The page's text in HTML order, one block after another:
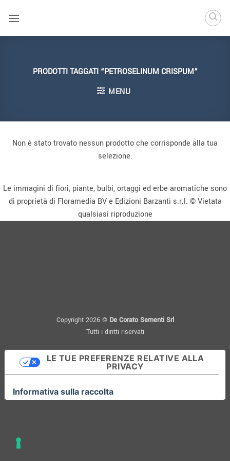
PRODOTTI TAGGATI “PETROSELINUM CRISPUM”
MENU
Non è stato trovato nessun prodotto che corrisponde alla tua
selezione.
Le immagini di fiori, piante, bulbi, ortaggi ed erbe aromatiche sono
di proprietà di Floramedia BV e Edizioni Barzanti s.r.l. © Vietata
qualsiasi riproduzione
Copyright 2026 © De Corato Sementi Srl
Tutti i diritti riservati
Informativa sulla raccolta
LE TUE PREFERENZE RELATIVE ALLA
PRIVACY